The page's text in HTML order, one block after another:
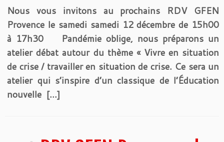
Nous vous invitons au prochains RDV GFEN
Provence le samedi samedi 12 décembre de 15h00
à 17h30 Pandémie oblige, nous préparons un
atelier débat autour du thème « Vivre en situation
de crise / travailler en situation de crise. Ce sera un
atelier qui s’inspire d’un classique de l’Éducation
nouvelle […]